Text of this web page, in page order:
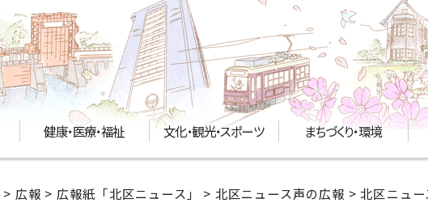
健康・医療・福祉 文化・観光・スポーツ まちづくり・環境
> 広報 > 広報紙「北区ニュース」 > 北区ニュース声の広報 >北区ニュー